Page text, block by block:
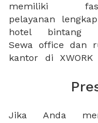
memiliki
pelayanan
hotel bintang
Sewa office dan
kantor di
dan juga sewa
murah karena
yang kami miliki
Jika Anda
Ruang pertemuan